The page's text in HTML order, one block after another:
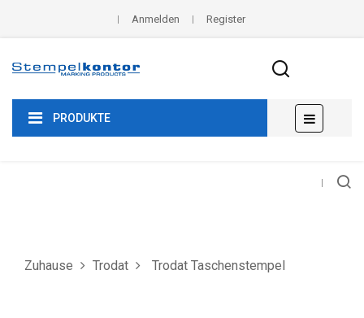
Anmelden Register
PRODUKTE
der
☰
Zuhause Trodat Trodat Taschenstempel